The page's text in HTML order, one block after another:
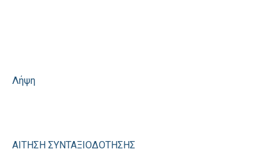
Λήψη
ΑΙΤΗΣΗ ΣΥΝΤΑΞΙΟΔΟΤΗΣΗΣ